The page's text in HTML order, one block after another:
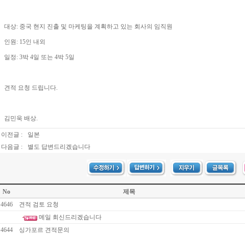
대상: 중국 현지 진출 및 마케팅을 계획하고 있는 회사의 임직원
인원: 15인 내외
일정: 3박 4일 또는 4박 5일
견적 요청 드립니다.
김민욱 배상.
이전글 :
일본
다음글 :
별도 답변드리겠습니다
No 제목
4646
견적 검토 요청
메일 회신드리겠습니다
4644
싱가포르 견적문의